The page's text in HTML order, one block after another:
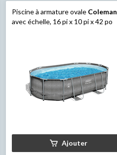
Piscine à armature ovale Coleman
avec échelle, 16 pi x 10 pi x 42 po
Ajouter